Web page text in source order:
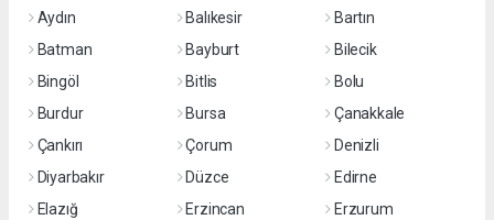
Aydın
Balıkesir
Bartın
Batman
Bayburt
Bilecik
Bingöl
Bitlis
Bolu
Burdur
Bursa
Çanakkale
Çankırı
Çorum
Denizli
Diyarbakır
Düzce
Edirne
Elazığ
Erzincan
Erzurum